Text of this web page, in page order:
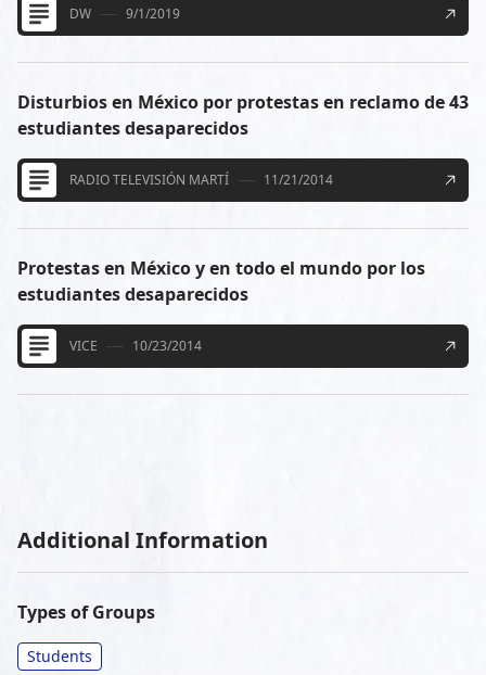
DW 9/1/2019
Disturbios en México por protestas en reclamo de 43
estudiantes desaparecidos
RADIO TELEVISIÓN MARTÍ 11/21/2014
Protestas en México y en todo el mundo por los
estudiantes desaparecidos
VICE 10/23/2014
Additional Information
Types of Groups
Students